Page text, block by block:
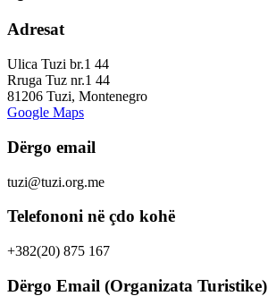
Adresat
Ulica Tuzi br.1 44
Rruga Tuz nr.1 44
81206 Tuzi, Montenegro
Google Maps
Dërgo email
tuzi@tuzi.org.me
Telefononi në çdo kohë
+382(20) 875 167
Dërgo Email (Organizata Turistike)